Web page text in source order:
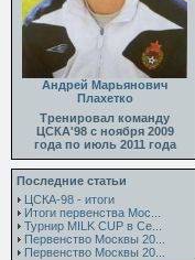
Андрей Марьянович
Плахетко
Тренировал команду
ЦСКА'98 с ноября 2009
года по июль 2011 года
Последние статьи
ЦСКА-98 - итоги
Итоги первенства Мос...
Турнир MILK CUP в Се...
Первенство Москвы 20...
Первенство Москвы 20...